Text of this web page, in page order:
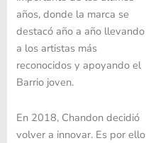
años, donde la marca se
destacó año a año llevando
a los artistas más
reconocidos y apoyando el
Barrio joven.
En 2018, Chandon decidió
volver a innovar. Es por ello